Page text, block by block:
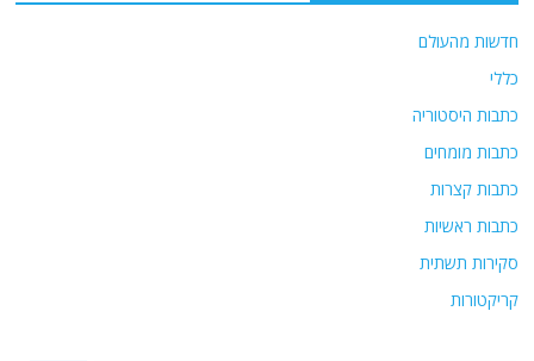
p
חדשות מהעולם
כללי
כתבות היסטוריה
כתבות מומחים
כתבות קצרות
כתבות ראשיות
סקירות תשתית
קריקטורות